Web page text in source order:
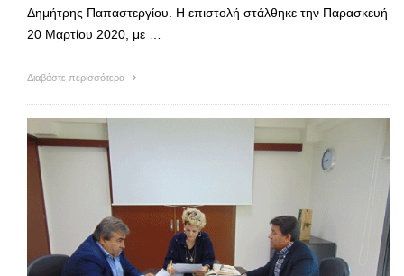
Δημήτρης Παπαστεργίου. Η επιστολή στάλθηκε την Παρασκευή
20 Μαρτίου 2020, με …
Διαβάστε περισσότερα